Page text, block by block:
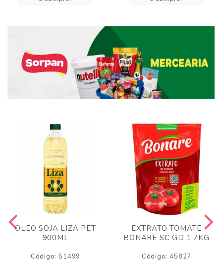
OLEO SOJA LIZA PET
900ML
Código: 51499
EXTRATO TOMATE
BONARE SC GD 1,7KG
Código: 45827